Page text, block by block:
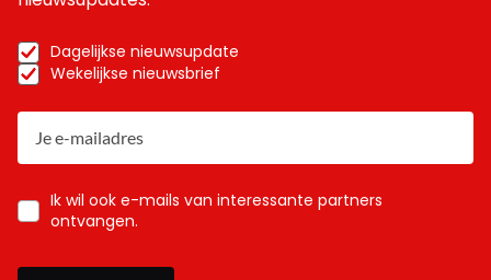
Dagelijkse nieuwsupdate
Wekelijkse nieuwsbrief
Ik wil ook e-mails van interessante partners
ontvangen.